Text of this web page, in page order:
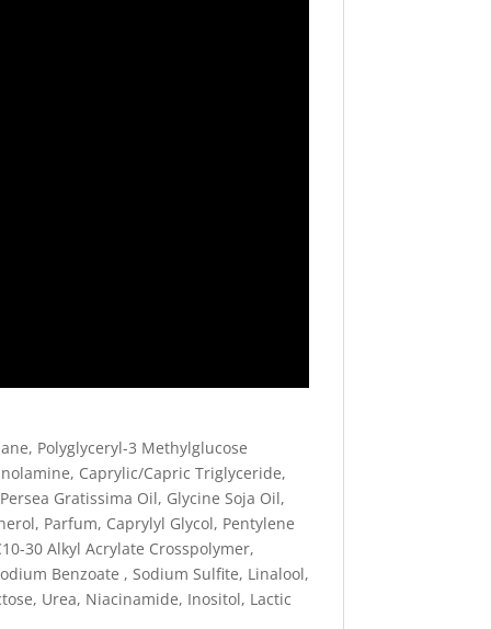
Polyglyceryl-3 Methylglucose
Caprylic/Capric Triglyceride,
Gratissima Oil, Glycine Soja Oil,
Parfum, Caprylyl Glycol, Pentylene
30 Alkyl Acrylate Crosspolymer,
Benzoate , Sodium Sulfite, Linalool,
Urea, Niacinamide, Inositol, Lactic